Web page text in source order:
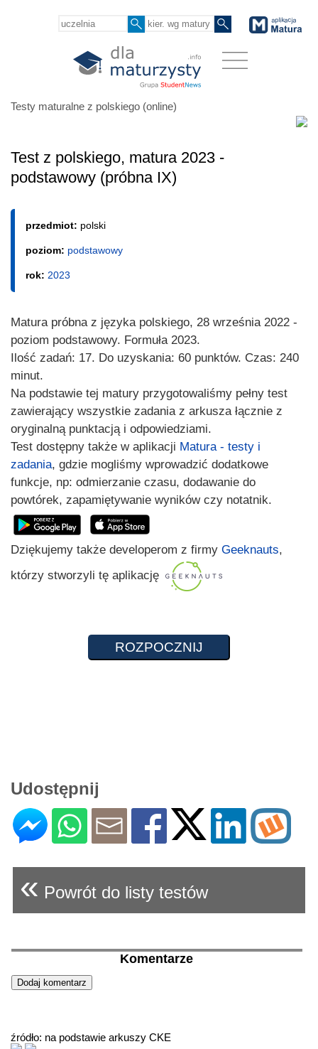
Testy maturalne z polskiego (online)
Test z polskiego, matura 2023 -
podstawowy (próbna IX)
przedmiot: polski
poziom: podstawowy
rok: 2023
Matura próbna z języka polskiego, 28 września 2022 -
poziom podstawowy. Formuła 2023.
Ilość zadań: 17. Do uzyskania: 60 punktów. Czas: 240
minut.
Na podstawie tej matury przygotowaliśmy pełny test
zawierający wszystkie zadania z arkusza łącznie z
oryginalną punktacją i odpowiedziami.
Test dostępny także w aplikacji Matura - testy i
zadania, gdzie mogliśmy wprowadzić dodatkowe
funkcje, np: odmierzanie czasu, dodawanie do
powtórek, zapamiętywanie wyników czy notatnik.
Dziękujemy także developerom z firmy Geeknauts,
którzy stworzyli tę aplikację
Udostępnij
« Powrót do listy testów
Komentarze
źródło: na podstawie arkuszy CKE